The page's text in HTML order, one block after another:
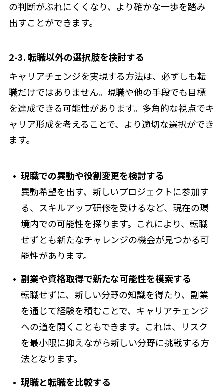
の判断がぶれにくくなり、より確かな一歩を踏み
出すことができます。
2-3. 転職以外の選択肢を検討する
キャリアチェンジを実現する方法は、必ずしも転
職だけではありません。現職や他の手段でも目標
を達成できる可能性があります。多角的な視点でキ
ャリア形成を考えることで、より適切な選択ができ
ます。
現職での異動や役割変更を検討する
異動希望を出す、新しいプロジェクトに参加す
る、スキルアップ研修を受けるなど、現在の環
境内での可能性を探ります。これにより、転職
せずとも新たなチャレンジの機会が見つかる可
能性があります。
副業や資格取得で新たな可能性を模索する
転職せずに、新しい分野の知識を得たり、副業
を通じて経験を積むことで、キャリアチェンジ
への道を開くこともできます。これは、リスク
を最小限に抑えながら新しい分野に挑戦する方
法となります。
現職と転職を比較する